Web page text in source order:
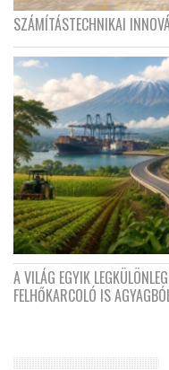
SZÁMÍTÁSTECHNIKAI
A VILÁG EGYIK
FELHŐKARCOLÓ IS